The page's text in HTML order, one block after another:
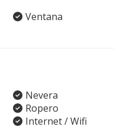
Ventana
Nevera
Ropero
Internet / Wifi